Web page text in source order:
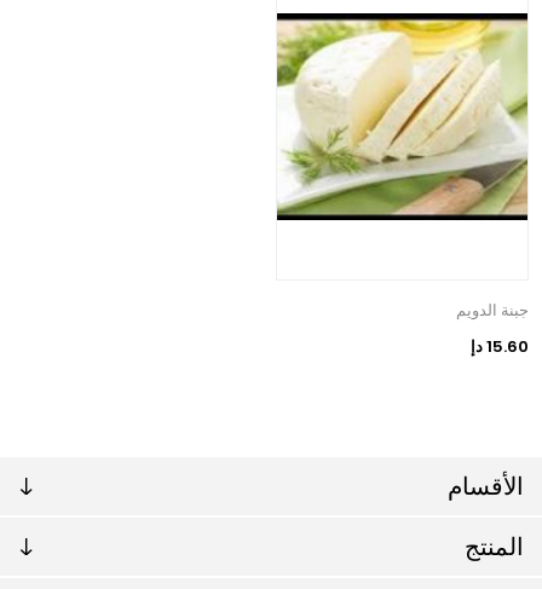
الأقسام
المنتج
جبنة الدويم
15.60 دإ